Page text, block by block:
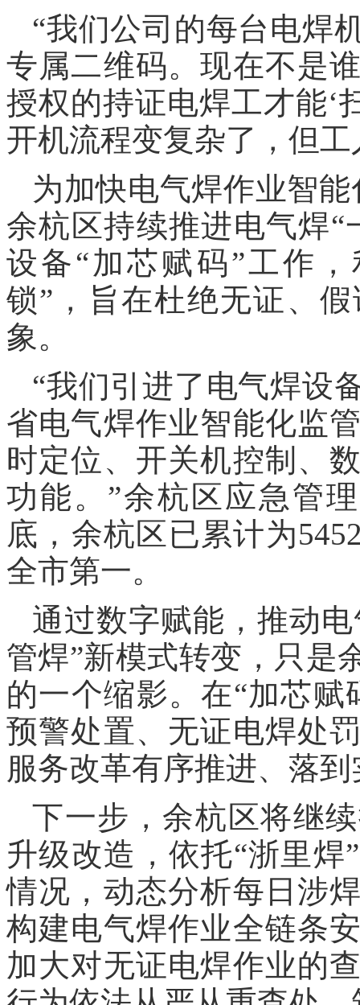
“我们公司的每台电焊
专属二维码。现在不是
授权的持证电焊工才能‘
开机流程变复杂了，但
为加快电气焊作业智
余杭区持续推进电气焊
设备“加芯赋码”工作
锁”，旨在杜绝无证、
象。
“我们引进了电气焊设
省电气焊作业智能化监
时定位、开关机控制、
功能。”余杭区应急管
底，余杭区已累计为
全市第一。
通过数字赋能，推动
管焊”新模式转变，只是
的一个缩影。在“加芯
预警处置、无证电焊处
服务改革有序推进、落
下一步，余杭区将继
升级改造，依托“浙里
情况，动态分析每日涉
构建电气焊作业全链条
加大对无证电焊作业的